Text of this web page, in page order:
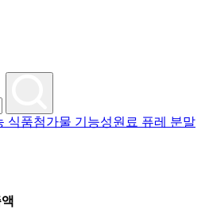
식품첨가물 기능성원료 퓨레 분말